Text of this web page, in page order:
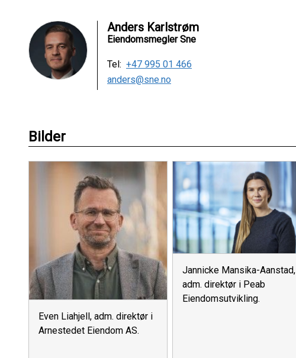
Anders Karlstrøm
Eiendomsmegler Sne
Tel: +47 995 01 466
anders@sne.no
Bilder
Even Liahjell, adm. direktør i
Arnestedet Eiendom AS.
Jannicke Mansika-Aanstad,
adm. direktør i Peab
Eiendomsutvikling.